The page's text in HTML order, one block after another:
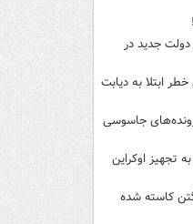
جدید در
ابتلا به دیابت
جاسوسی
تجهیز اوکراین
کاسته شده